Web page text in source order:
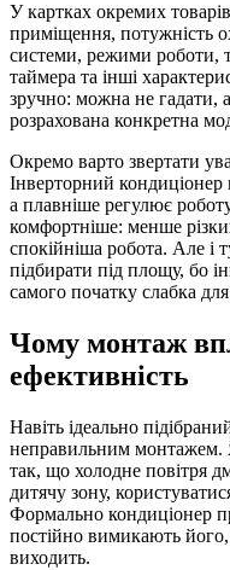
У картках окремих
приміщення, потужність
системи, режими роботи,
таймера та інші
зручно: можна не гадати,
розрахована конкретна
Окремо варто звертати
Інверторний кондиціонер
а плавніше регулює
комфортніше: менше
спокійніша робота. Але і
підбирати під площу, бо
самого початку слабка
Чому монтаж
ефективність
Навіть ідеально
неправильним монтажем.
так, що холодне повітря
дитячу зону,
Формально кондиціонер
постійно вимикають
виходить.